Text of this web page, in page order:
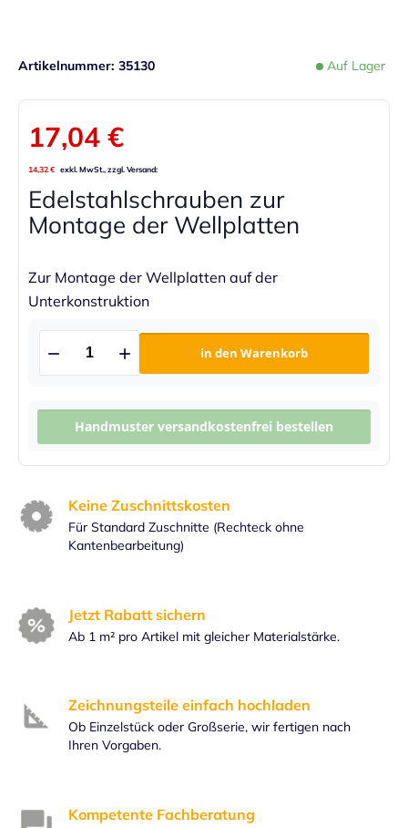
Auf Lager
Artikelnummer 35130
in den Warenkorb
Handmuster versandkostenfrei bestellen
17,04 €
14,32 €
Edelstahlschrauben zur
Montage der Wellplatten
Zur Montage der Wellplatten auf der
Unterkonstruktion
Keine Zuschnittskosten
Für Standard Zuschnitte (Rechteck ohne
Kantenbearbeitung)
Jetzt Rabatt sichern
Ab 1 m² pro Artikel mit gleicher Materialstärke.
Zeichnungsteile einfach hochladen
Ob Einzelstück oder Großserie, wir fertigen nach
Ihren Vorgaben.
Kompetente Fachberatung